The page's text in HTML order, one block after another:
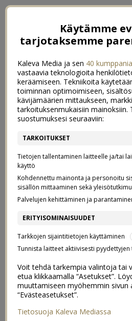
KESÄN
2/06/
Postaus on toteutettu
& Indieplace
Käytämme
tarjotaksemme
Kaleva Media ja sen 40 kumppania
vastaavia teknologioita
keräämiseen. Tekniikoita
toiminnan optimoimiseen,
kävijämäärien mittaukseen,
tarkoituksenmukaisiin mainoksiin.
suostumuksesi seuraaviin:
TARKOITUKSET
Tietojen tallentaminen laitteelle ja/tai
käyttö
Kohdennettu mainonta ja personoitu
sisällön mittaaminen sekä
Palvelujen kehittäminen ja
ERITYISOMINAISUUDET
Tarkkojen sijaintitietojen käyttäminen
Tunnista laitteet aktiivisesti
Voit tehdä tarkempia valintoja tai
etua klikkaamalla “Asetukset”.
muuttamiseen myöhemmin sivun
“Evästeasetukset”.
Tietosuoja Kaleva Mediassa